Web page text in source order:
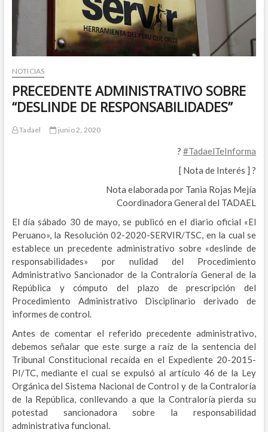
NOTICIAS
PRECEDENTE ADMINISTRATIVO SOBRE
“DESLINDE DE RESPONSABILIDADES”
Tadael junio 2, 2020
?#TadaelTeInforma
[ Nota de Interés ] ?
Nota elaborada por Tania Rojas Mejía
Coordinadora General del TADAEL
El día sábado 30 de mayo, se publicó en el diario oficial «El
Peruano», la Resolución 02-2020-SERVIR/TSC, en la cual se
establece un precedente administrativo sobre «deslinde de
responsabilidades» por nulidad del Procedimiento
Administrativo Sancionador de la Contraloría General de la
República y cómputo del plazo de prescripción del
Procedimiento Administrativo Disciplinario derivado de
informes de control.
Antes de comentar el referido precedente administrativo,
debemos señalar que este surge a raíz de la sentencia del
Tribunal Constitucional recaída en el Expediente 20-2015-
PI/TC, mediante el cual se expulsó al artículo 46 de la Ley
Orgánica del Sistema Nacional de Control y de la Contraloría
de la República, conllevando a que la Contraloría pierda su
potestad sancionadora sobre la responsabilidad
administrativa funcional.